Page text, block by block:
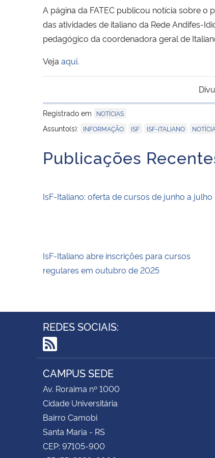
A página da FATEC publicou notícia sobre o
das atividades de italiano da Rede Andifes-
pedagógico da coordenadora geral de
Veja aqui.
Registrado em
NOTÍCIAS
Assunto(s): INFORMAÇÃO ISF ISF-ITALIANO
Publicações
IsF-Italiano: oferta de cursos de junho a julho
IsF-Italiano abre inscrições para cursos
regulares em outubro de 2025
REDES SOCIAIS:
RSS
CAMPUS SEDE
Av. Roraima nº 1000
Cidade Universitária
Bairro Camobi
Santa Maria - RS
CEP: 97105-900